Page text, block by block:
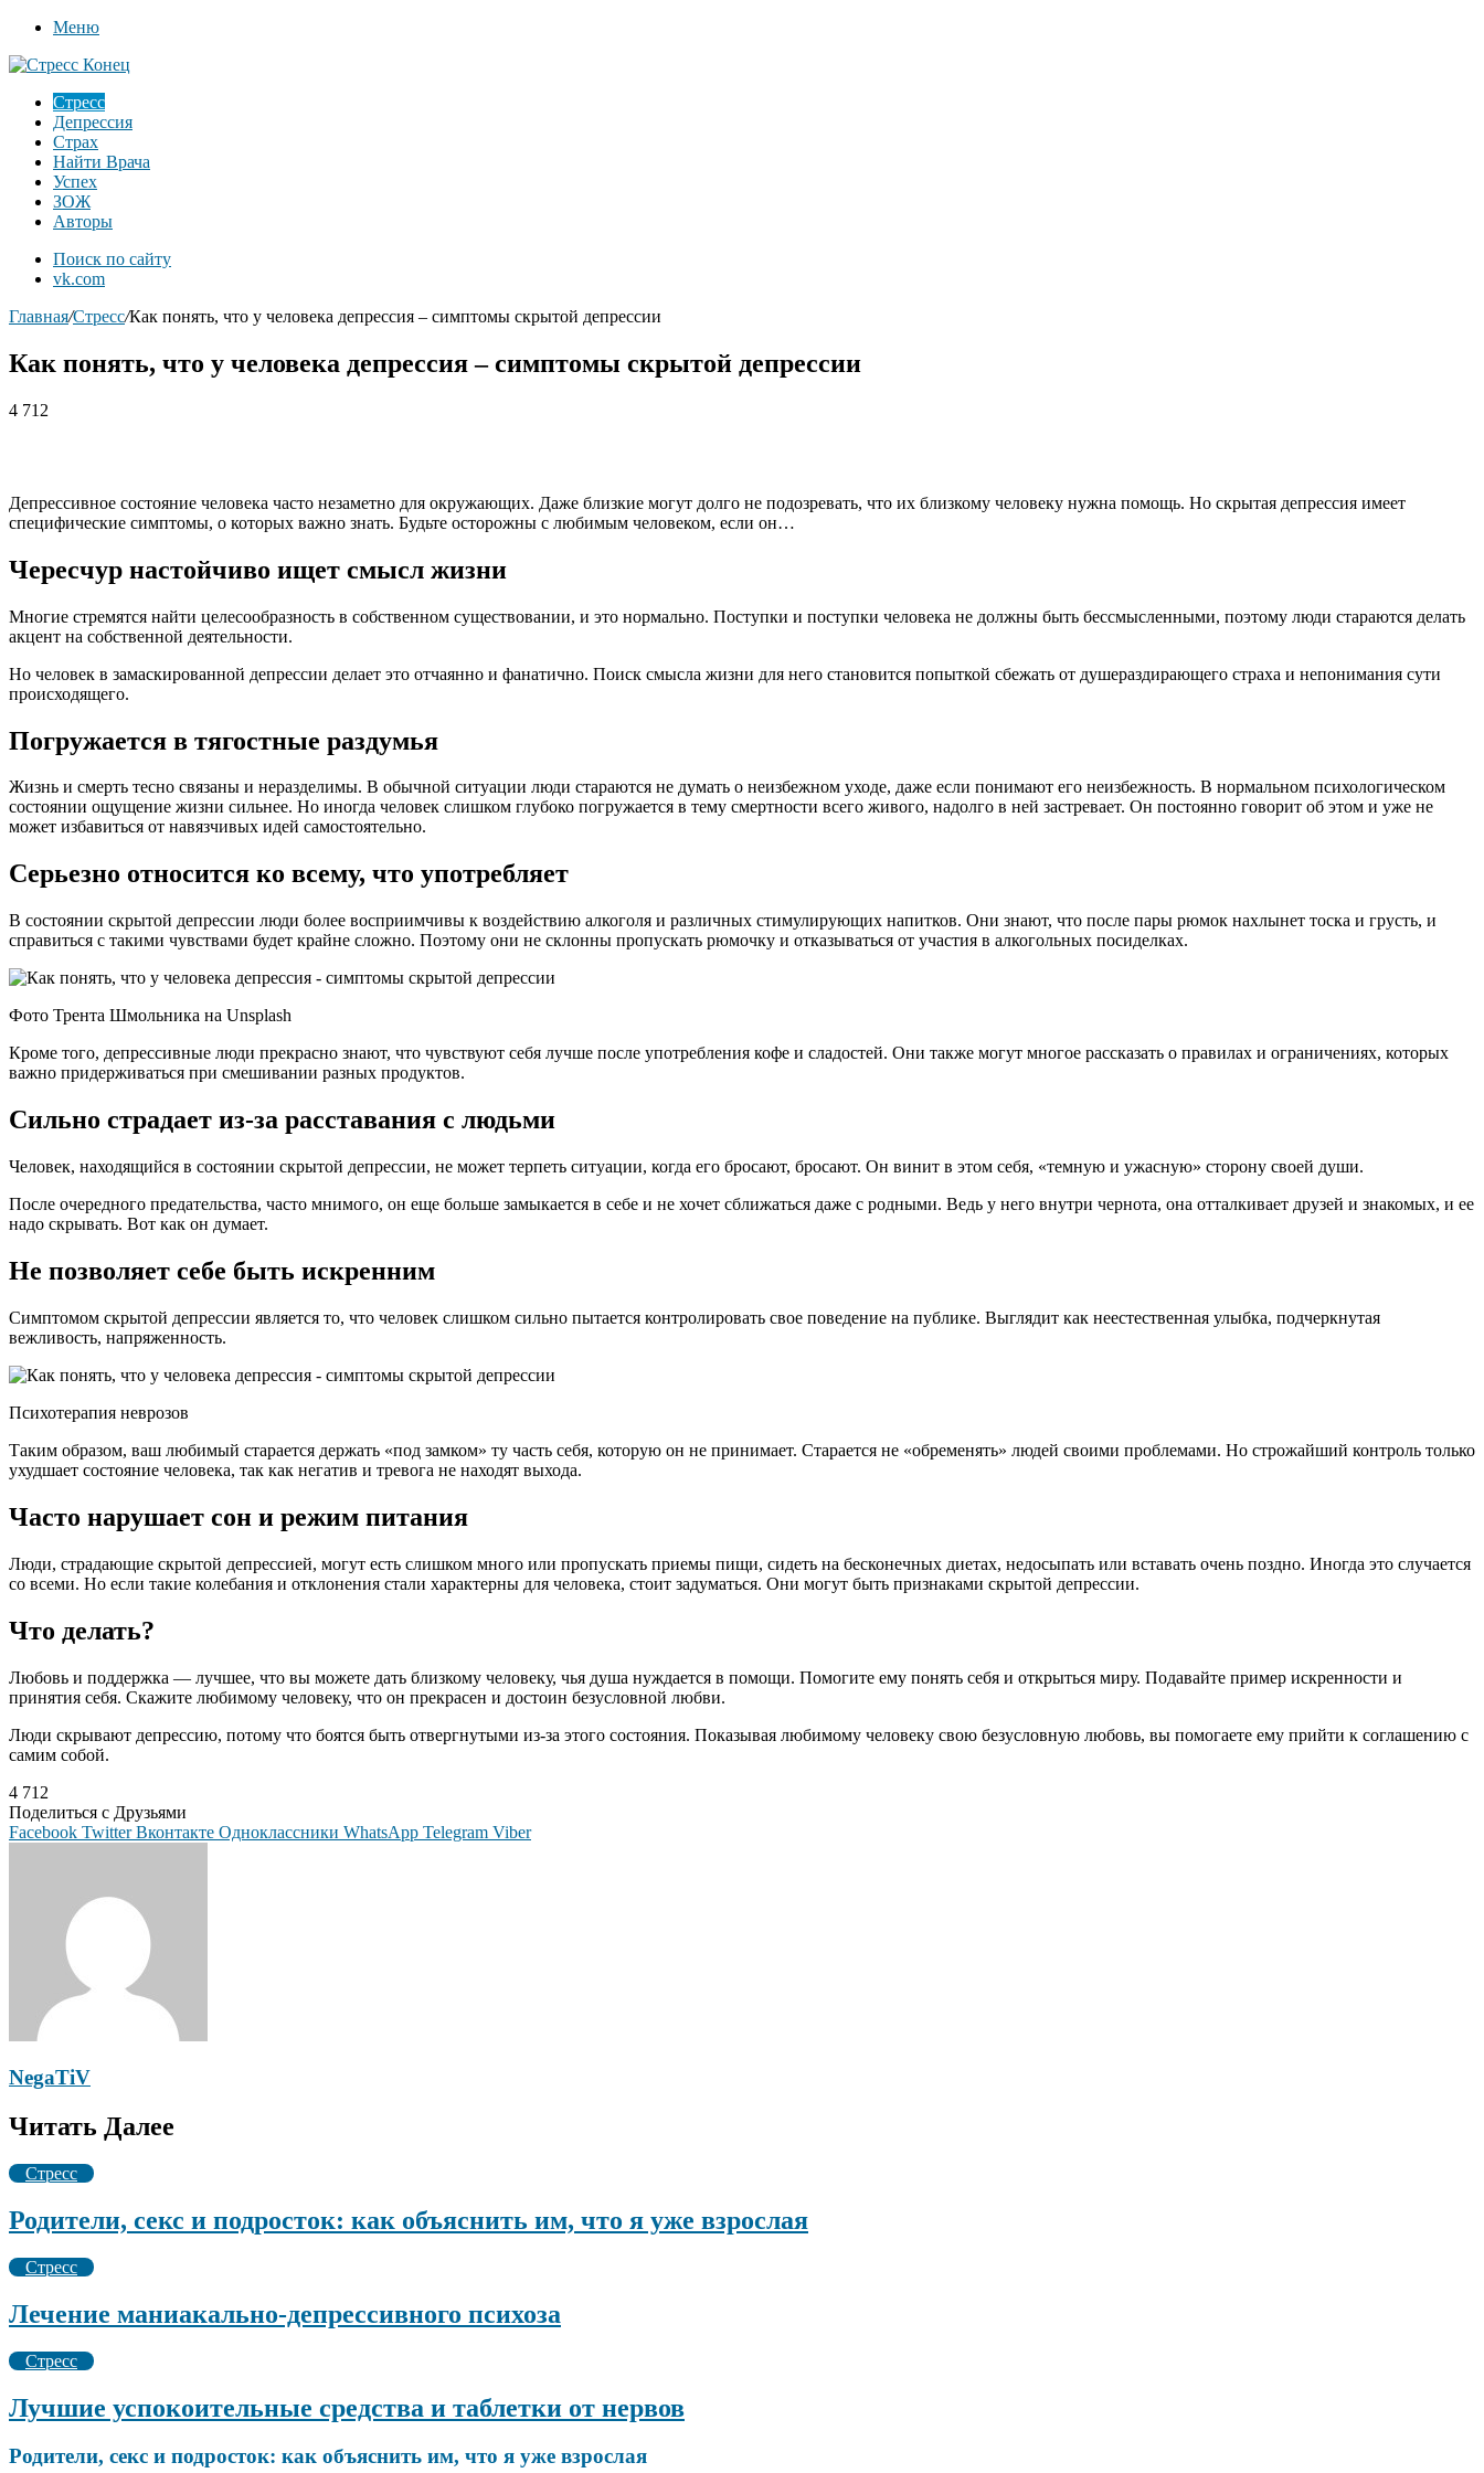
Меню
Стресс
Депрессия
Страх
Найти Врача
Успех
ЗОЖ
Авторы
Поиск по сайту
vk.com
Главная/Стресс/Как понять, что у человека депрессия – симптомы скрытой депрессии
Как понять, что у человека депрессия – симптомы скрытой депрессии
4 712
Депрессивное состояние человека часто незаметно для окружающих. Даже близкие могут долго не подозревать, что их близкому человеку нужна помощь. Но скрытая депрессия имеет
специфические симптомы, о которых важно знать. Будьте осторожны с любимым человеком, если он…
Чересчур настойчиво ищет смысл жизни
Многие стремятся найти целесообразность в собственном существовании, и это нормально. Поступки и поступки человека не должны быть бессмысленными, поэтому люди стараются делать
акцент на собственной деятельности.
Но человек в замаскированной депрессии делает это отчаянно и фанатично. Поиск смысла жизни для него становится попыткой сбежать от душераздирающего страха и непонимания сути
происходящего.
Погружается в тягостные раздумья
Жизнь и смерть тесно связаны и неразделимы. В обычной ситуации люди стараются не думать о неизбежном уходе, даже если понимают его неизбежность. В нормальном психологическом
состоянии ощущение жизни сильнее. Но иногда человек слишком глубоко погружается в тему смертности всего живого, надолго в ней застревает. Он постоянно говорит об этом и уже не
может избавиться от навязчивых идей самостоятельно.
Серьезно относится ко всему, что употребляет
В состоянии скрытой депрессии люди более восприимчивы к воздействию алкоголя и различных стимулирующих напитков. Они знают, что после пары рюмок нахлынет тоска и грусть, и
справиться с такими чувствами будет крайне сложно. Поэтому они не склонны пропускать рюмочку и отказываться от участия в алкогольных посиделках.
Фото Трента Шмольника на Unsplash
Кроме того, депрессивные люди прекрасно знают, что чувствуют себя лучше после употребления кофе и сладостей. Они также могут многое рассказать о правилах и ограничениях, которых
важно придерживаться при смешивании разных продуктов.
Сильно страдает из-за расставания с людьми
Человек, находящийся в состоянии скрытой депрессии, не может терпеть ситуации, когда его бросают, бросают. Он винит в этом себя, «темную и ужасную» сторону своей души.
После очередного предательства, часто мнимого, он еще больше замыкается в себе и не хочет сближаться даже с родными. Ведь у него внутри чернота, она отталкивает друзей и знакомых, и ее
надо скрывать. Вот как он думает.
Не позволяет себе быть искренним
Симптомом скрытой депрессии является то, что человек слишком сильно пытается контролировать свое поведение на публике. Выглядит как неестественная улыбка, подчеркнутая
вежливость, напряженность.
Психотерапия неврозов
Таким образом, ваш любимый старается держать «под замком» ту часть себя, которую он не принимает. Старается не «обременять» людей своими проблемами. Но строжайший контроль только
ухудшает состояние человека, так как негатив и тревога не находят выхода.
Часто нарушает сон и режим питания
Люди, страдающие скрытой депрессией, могут есть слишком много или пропускать приемы пищи, сидеть на бесконечных диетах, недосыпать или вставать очень поздно. Иногда это случается
со всеми. Но если такие колебания и отклонения стали характерны для человека, стоит задуматься. Они могут быть признаками скрытой депрессии.
Что делать?
Любовь и поддержка — лучшее, что вы можете дать близкому человеку, чья душа нуждается в помощи. Помогите ему понять себя и открыться миру. Подавайте пример искренности и
принятия себя. Скажите любимому человеку, что он прекрасен и достоин безусловной любви.
Люди скрывают депрессию, потому что боятся быть отвергнутыми из-за этого состояния. Показывая любимому человеку свою безусловную любовь, вы помогаете ему прийти к соглашению с
самим собой.
4 712
Поделиться с Друзьями
Facebook Twitter Вконтакте Одноклассники WhatsApp Telegram Viber
NegaTiV
Читать Далее
Стресс
Родители, секс и подросток: как объяснить им, что я уже взрослая
Стресс
Лечение маниакально-депрессивного психоза
Стресс
Лучшие успокоительные средства и таблетки от нервов
Родители, секс и подросток: как объяснить им, что я уже взрослая